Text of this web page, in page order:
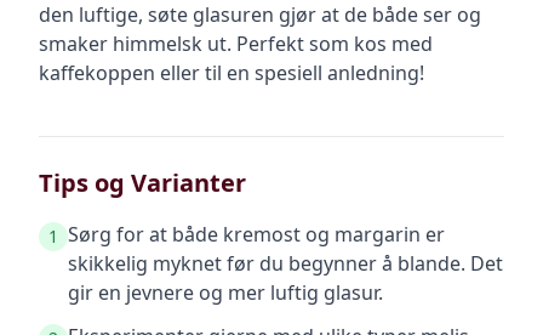
den luftige, søte glasuren gjør at de både ser og
smaker himmelsk ut. Perfekt som kos med
kaffekoppen eller til en spesiell anledning!
Tips og Varianter
1 Sørg for at både kremost og margarin er
skikkelig myknet før du begynner å blande. Det
gir en jevnere og mer luftig glasur.